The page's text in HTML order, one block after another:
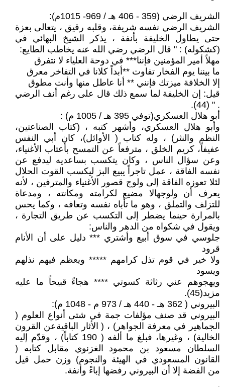
الشريف الرضي (359 - 406 هـ / 969- 1015م):
الشريف الرضي نفسه شريفة، وقلبه رقيق ، يتعالى بعزة
حتى يطاول الخليفة بأنفة ، يذكر الشيخ البهائي في
(كشكوله) : " قال الرضي رضي الله عنه يخاطب الطايع:
مهلاً أمير المؤمنين فإننا*** في دوحة العلياء لا نتفرق
ما بيننا يوم الفخار تفاوت **أبداً كلانا في التفاخر معرق
إلا الخلافة ميزتك فإنني ** أنا عاطل منها وأنت مطوق
قيل: إن الخليفة لما سمع ذلك قال على رغم أنف الرضي
. " (44).
أبو هلال العسكري(توفي 395 هـ / 1005 م) :
وأبو هلال العسكري، وأشهر كتبه ، (كتاب الصناعتين،
النظم والنثر) ، وله كتاب ( الأوائل)، كان أبي النفس
عفيفاً، كريم الخلق ، مترفعاً عن التمسح بأعتاب الأغنياء،
وعن سؤال الناس ، وكان يتكسب بساعديه ليدفع عن
نفسه الفاقة ، عمل تاجراً يبيع البز ليكسب القوت الحلال
لئلا تعوزه الفاقة إلى ولوج قصور الأغنياء والمترفين ، لأنه
يعرف أن ولوجهالا مضيع لكرامته ومكانته ، ومدعاة
للتزلف والتملق ، وهو ما تأباه نفسه وتعافه ، وكما يحس
بالمرارة حينما يضطر إلى التكسب عن طريق التجارة ،
ويقول في شكواه من الدهر والناس:
جلوسي في سوق أبيع وأشتري *** دليل على أن الأنام
قرود
ولا خير في قوم تذل كرامهم ***** ويعظم فيهم نذلهم
ويسود
ويهجوهم عني رثاثة كسوتي **** هجاءً قبيحاً ما عليه
مزيد(45).
البيروني ( 362 هـ - 440 هـ / 973 م - 1048 م):
البيروني قد صنف مؤلفات جمة في شتى أنواع العلوم (
الجماهير في معرفة الجواهر) ، ( الأثار الباقيةعن القرون
الخالية) ، وغيرها، فبلغ ما ألفه ( 190 كتاباً) ، وقدّم إليه
السلطان مسعود بن محمود الغزنوي مقابل كتابه (
القانون المسعودي في الهيئة والنجوم) وزن حمل قيل
من الفضة إلا أن البيروني رفضها إباءً وأنفة.